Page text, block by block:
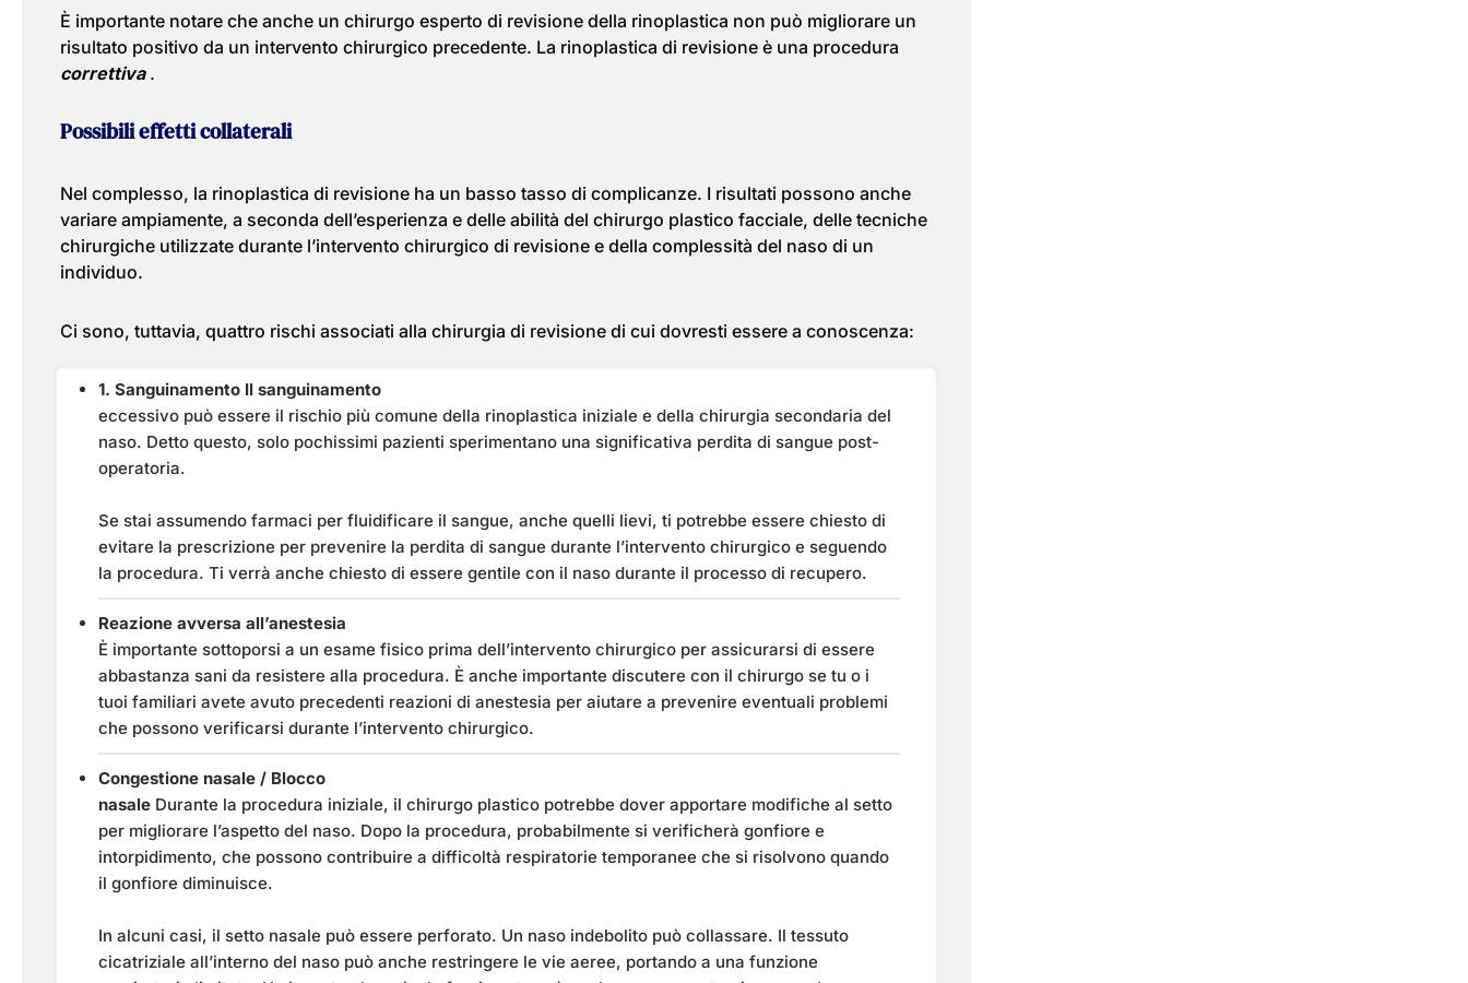
È importante notare che anche un chirurgo esperto di revisione della rinoplastica non può migliorare un
risultato positivo da un intervento chirurgico precedente. La rinoplastica di revisione è una procedura
correttiva .
Possibili effetti collaterali
Nel complesso, la rinoplastica di revisione ha un basso tasso di complicanze. I risultati possono anche
variare ampiamente, a seconda dell’esperienza e delle abilità del chirurgo plastico facciale, delle tecniche
chirurgiche utilizzate durante l’intervento chirurgico di revisione e della complessità del naso di un
individuo.
Ci sono, tuttavia, quattro rischi associati alla chirurgia di revisione di cui dovresti essere a conoscenza:
1. Sanguinamento Il sanguinamento
eccessivo può essere il rischio più comune della rinoplastica iniziale e della chirurgia secondaria del
naso. Detto questo, solo pochissimi pazienti sperimentano una significativa perdita di sangue post-
operatoria.
Se stai assumendo farmaci per fluidificare il sangue, anche quelli lievi, ti potrebbe essere chiesto di
evitare la prescrizione per prevenire la perdita di sangue durante l’intervento chirurgico e seguendo
la procedura. Ti verrà anche chiesto di essere gentile con il naso durante il processo di recupero.
Reazione avversa all’anestesia
È importante sottoporsi a un esame fisico prima dell’intervento chirurgico per assicurarsi di essere
abbastanza sani da resistere alla procedura. È anche importante discutere con il chirurgo se tu o i
tuoi familiari avete avuto precedenti reazioni di anestesia per aiutare a prevenire eventuali problemi
che possono verificarsi durante l’intervento chirurgico.
Congestione nasale / Blocco
nasale Durante la procedura iniziale, il chirurgo plastico potrebbe dover apportare modifiche al setto
per migliorare l’aspetto del naso. Dopo la procedura, probabilmente si verificherà gonfiore e
intorpidimento, che possono contribuire a difficoltà respiratorie temporanee che si risolvono quando
il gonfiore diminuisce.
In alcuni casi, il setto nasale può essere perforato. Un naso indebolito può collassare. Il tessuto
cicatriziale all’interno del naso può anche restringere le vie aeree, portando a una funzione